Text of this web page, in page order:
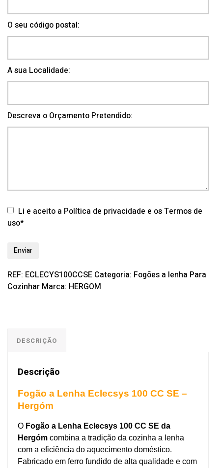
O seu código postal:
A sua Localidade:
Descreva o Orçamento Pretendido:
Li e aceito a Política de privacidade e os Termos de
uso*
REF: ECLECYS100CCSE Categoria: Fogões a lenha Para
Cozinhar Marca: HERGOM
DESCRIÇÃO
Descrição
Fogão a Lenha Eclecsys 100 CC SE –
Hergóm
O Fogão a Lenha Eclecsys 100 CC SE da
Hergóm combina a tradição da cozinha a lenha
com a eficiência do aquecimento doméstico.
Fabricado em ferro fundido de alta qualidade e com